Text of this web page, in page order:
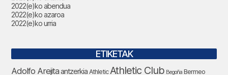
2022(e)ko abendua
2022(e)ko azaroa
2022(e)ko urria
ETIKETAK
Adolfo Arejitaantzerkia Athletic Athletic Club Begoña Bermeo